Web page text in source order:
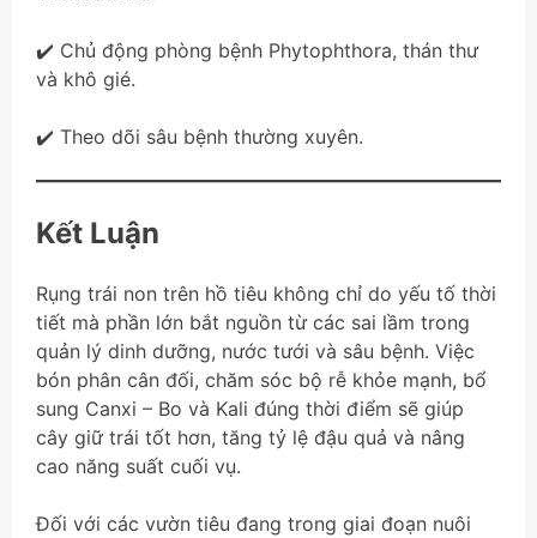
✔️ Chủ động phòng bệnh Phytophthora, thán thư
và khô gié.
✔️ Theo dõi sâu bệnh thường xuyên.
Kết Luận
Rụng trái non trên hồ tiêu không chỉ do yếu tố thời
tiết mà phần lớn bắt nguồn từ các sai lầm trong
quản lý dinh dưỡng, nước tưới và sâu bệnh. Việc
bón phân cân đối, chăm sóc bộ rễ khỏe mạnh, bổ
sung Canxi – Bo và Kali đúng thời điểm sẽ giúp
cây giữ trái tốt hơn, tăng tỷ lệ đậu quả và nâng
cao năng suất cuối vụ.
Đối với các vườn tiêu đang trong giai đoạn nuôi